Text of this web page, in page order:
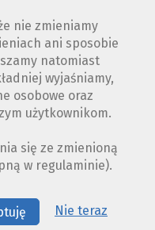
nie zmieniamy
ani sposobie
natomiast
wyjaśniamy,
osobowe oraz
użytkownikom.
się ze zmienioną
w regulaminie).
Nie teraz